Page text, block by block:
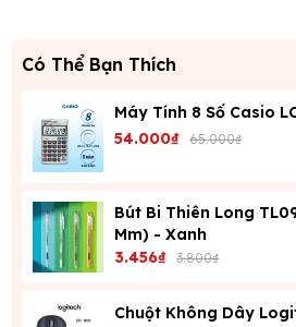
Có Thể Bạn Thích
Máy Tính 8 Số Casio
54.000₫ 65.000₫
Bút Bi Thiên Long
Mm) - Xanh
3.456₫ 3.800₫
Chuột Không Dây